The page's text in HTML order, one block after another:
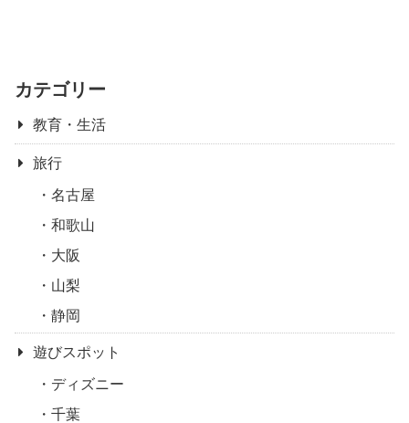
カテゴリー
教育・生活
旅行
名古屋
和歌山
大阪
山梨
静岡
遊びスポット
ディズニー
千葉